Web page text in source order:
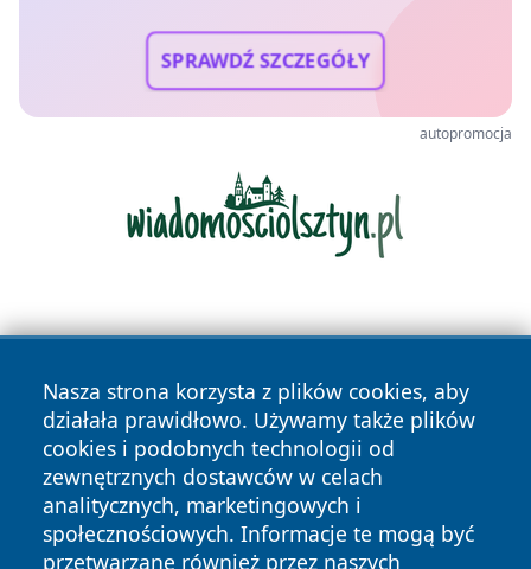
SPRAWDŹ SZCZEGÓŁY
autopromocja
Nasza strona korzysta z plików cookies, aby
działała prawidłowo. Używamy także plików
cookies i podobnych technologii od
zewnętrznych dostawców w celach
analitycznych, marketingowych i
społecznościowych. Informacje te mogą być
przetwarzane również przez naszych
Copyright © 2026 czestochowanews.pl Wszystkie prawa
zastrzeżone.
Polityka Polityka